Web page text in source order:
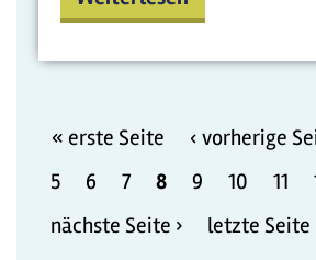
« erste Seite ‹ vorherige
5
6 7 8 9 10 11
nächste Seite ›
letzte Seite